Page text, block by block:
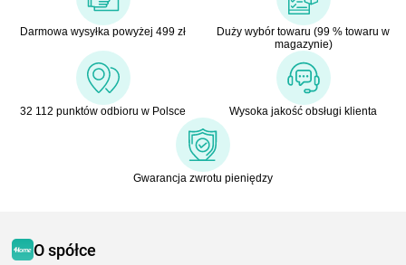
Darmowa wysyłka powyżej 499 zł
Duży wybór towaru (99 % towaru w
magazynie)
32 112 punktów odbioru w Polsce Wysoka jakość obsługi klienta
Gwarancja zwrotu pieniędzy
O spółce